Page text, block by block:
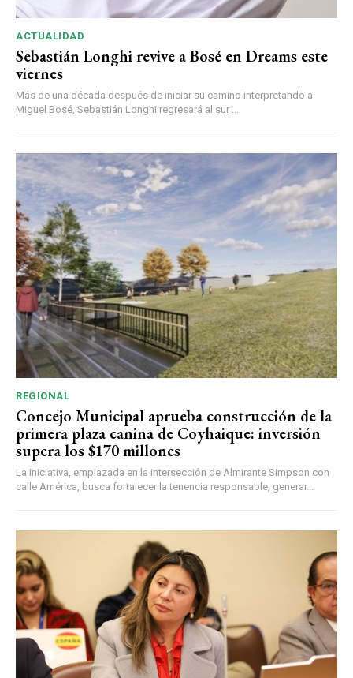
ACTUALIDAD
Sebastián Longhi revive a Bosé en Dreams este
viernes
Más de una década después de iniciar su camino interpretando a
Miguel Bosé, Sebastián Longhi regresará al sur ...
REGIONAL
Concejo Municipal aprueba construcción de la
primera plaza canina de Coyhaique: inversión
supera los $170 millones
La iniciativa, emplazada en la intersección de Almirante Simpson con
calle América, busca fortalecer la tenencia responsable, generar...